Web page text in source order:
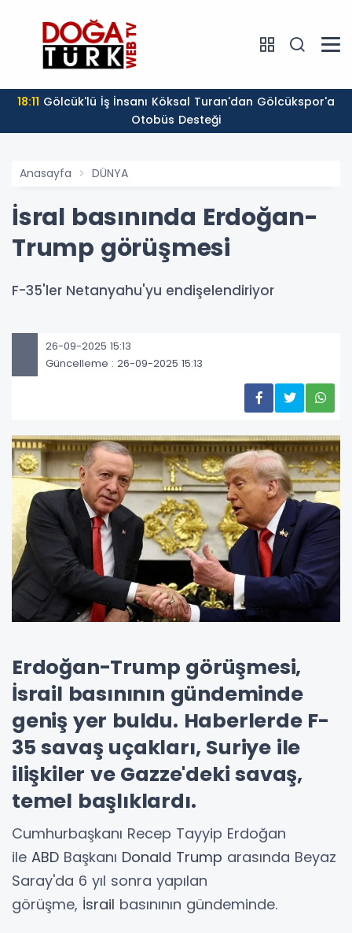
18:11
Otobüs Desteği
Anasayfa DÜNYA
İsral basınında Erdoğan-
Trump görüşmesi
F-35'ler Netanyahu'yu endişelendiriyor
26-09-2025 15:13
Güncelleme : 26-09-2025 15:13
Erdoğan-Trump görüşmesi,
İsrail basınının gündeminde
geniş yer buldu. Haberlerde F-
35 savaş uçakları, Suriye ile
ilişkiler ve Gazze'deki savaş,
temel başlıklardı.
Cumhurbaşkanı Recep Tayyip Erdoğan
ile ABD Başkanı Donald Trump arasında Beyaz
Saray'da 6 yıl sonra yapılan
görüşme, İsrail basınının gündeminde.